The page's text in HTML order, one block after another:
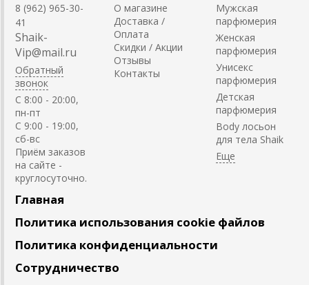
8 (962) 965-30-
41
Shaik-
Vip@mail.ru
Обратный
звонок
C 8:00 - 20:00,
пн-пт
С 9:00 - 19:00,
сб-вс
Приём заказов
на сайте -
круглосуточно.
О магазине
Доставка /
Оплата
Скидки / Акции
Отзывы
Контакты
Мужская
парфюмерия
Женская
парфюмерия
Унисекс
парфюмерия
Детская
парфюмерия
Body лосьон
для тела Shaik
Главная
Политика использования cookie файлов
Политика конфиденциальности
Сотрудничество